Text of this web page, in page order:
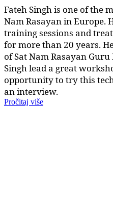
Fateh Singh is one of the
Nam Rasayan in Europe.
training sessions and
for more than 20 years.
of Sat Nam Rasayan
Singh lead a great
opportunity to try this
an interview.
Pročitaj više